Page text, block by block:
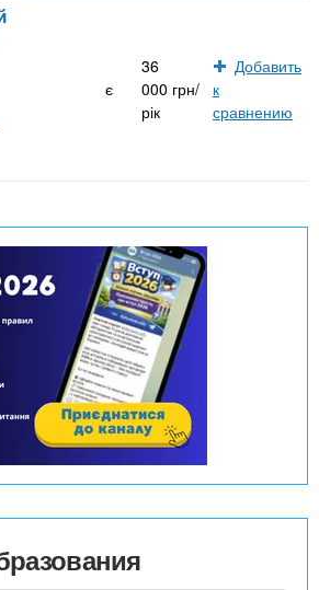
є
36
000 грн/
рік
Добавить
к
сравнению